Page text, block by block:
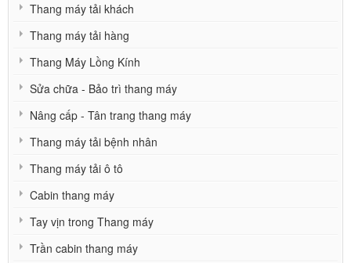
Thang máy tải khách
Thang máy tải hàng
Thang Máy Lồng Kính
Sửa chữa - Bảo trì thang máy
Nâng cấp - Tân trang thang máy
Thang máy tải bệnh nhân
Thang máy tải ô tô
Cabin thang máy
Tay vịn trong Thang máy
Trần cabin thang máy